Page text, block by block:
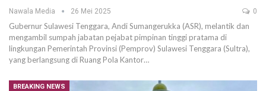
Nawala Media 26 Mei 2025 0
Gubernur Sulawesi Tenggara, Andi Sumangerukka (ASR), melantik dan
mengambil sumpah jabatan pejabat pimpinan tinggi pratama di
lingkungan Pemerintah Provinsi (Pemprov) Sulawesi Tenggara (Sultra),
yang berlangsung di Ruang Pola Kantor…
BREAKING NEWS